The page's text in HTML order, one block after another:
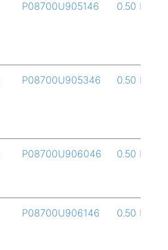
P08700U905146 0.50 L
P08700U905346 0.50 L
P08700U906046 0.50 L
P08700U906146 0.50 L